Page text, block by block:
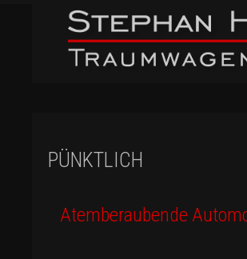
PÜNKTLICH
Atemberaubende